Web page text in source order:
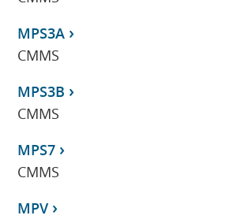
MPS3A
CMMS
MPS3B
CMMS
MPS7
CMMS
MPV